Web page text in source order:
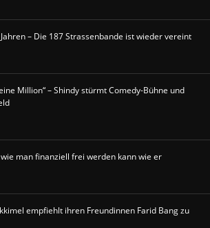
– Die 187 Strassenbande ist wieder vereint
Million“ – Shindy stürmt Comedy-Bühne und
man finanziell frei werden kann wie er
empfiehlt ihren Freundinnen Farid Bang zu